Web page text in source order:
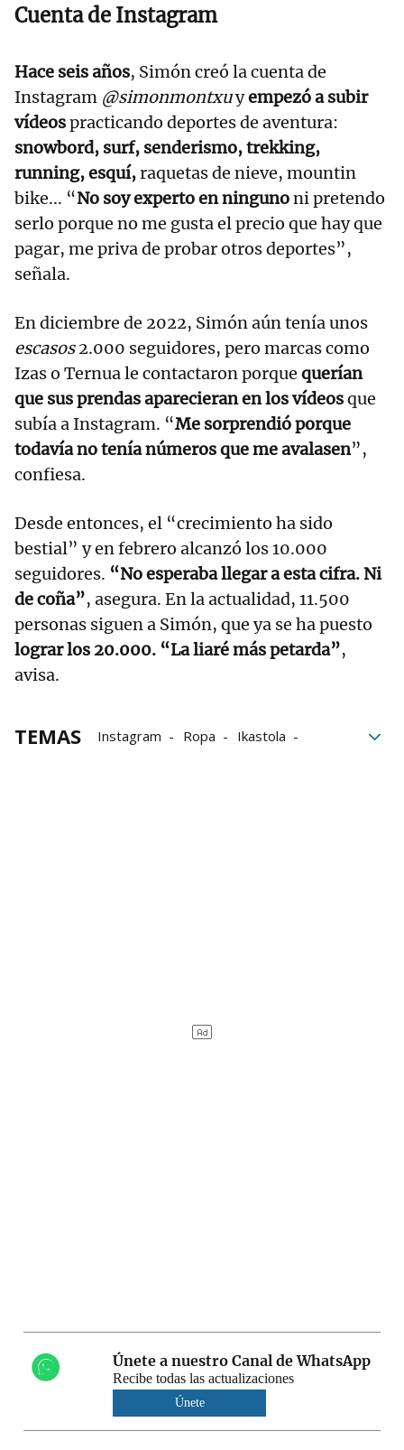
Cuenta de Instagram
Hace seis años, Simón creó la cuenta de
Instagram @simonmontxuyempezó a subir
vídeospracticando deportes de aventura:
snowbord, surf, senderismo, trekking,
running, esquí,raquetas de nieve, mountin
bike... “No soy experto en ningunoni pretendo
serlo porque no me gusta el precio que hay que
pagar, me priva de probar otros deportes”,
señala.
En diciembre de 2022, Simón aún tenía unos
escasos2.000 seguidores, pero marcas como
Izas o Ternua le contactaron porque querían
que sus prendas aparecieran en los vídeosque
subía a Instagram. “Me sorprendió porque
todavía no tenía números que me avalasen”,
confiesa.
Desde entonces, el “crecimiento ha sido
bestial” y en febrero alcanzó los 10.000
seguidores. “No esperaba llegar a esta cifra. Ni
de coña”, asegura. En la actualidad, 11.500
personas siguen a Simón, que ya se ha puesto
lograr los 20.000. “La liaré más petarda”,
avisa.
TEMAS Instagram Ropa
Ikastola
Únete a nuestro Canal de WhatsApp
Recibe todas las actualizaciones
Únete